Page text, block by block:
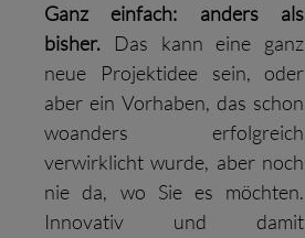
Ganz einfach: anders als
bisher. Das kann eine ganz
neue Projektidee sein, oder
aber ein Vorhaben, das schon
woanders erfolgreich
verwirklicht wurde, aber noch
nie da, wo Sie es möchten.
Innovativ und damit